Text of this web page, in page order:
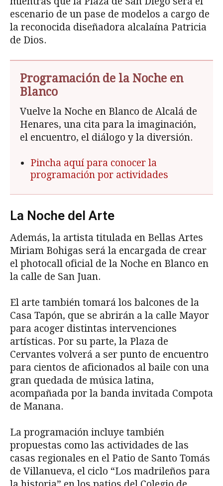
escenario de un pase de modelos a cargo de
la reconocida diseñadora alcalaína Patricia
de Dios.
Programación de la Noche en
Blanco
Vuelve la Noche en Blanco de Alcalá de
Henares, una cita para la imaginación,
el encuentro, el diálogo y la diversión.
Pincha aquí para conocer la
programación por actividades
La Noche del Arte
Además, la artista titulada en Bellas Artes
Miriam Bohigas será la encargada de crear
el photocall oficial de la Noche en Blanco en
la calle de San Juan.
El arte también tomará los balcones de la
Casa Tapón, que se abrirán a la calle Mayor
para acoger distintas intervenciones
artísticas. Por su parte, la Plaza de
Cervantes volverá a ser punto de encuentro
para cientos de aficionados al baile con una
gran quedada de música latina,
acompañada por la banda invitada Compota
de Manana.
La programación incluye también
propuestas como las actividades de las
casas regionales en el Patio de Santo Tomás
de Villanueva, el ciclo “Los madrileños para